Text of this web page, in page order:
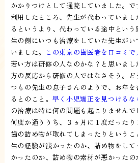
かかりつけとして通院していました。
利用したところ、先生が代わっていま
るというより、代わっている途中とい
生の側にいつも治療をしていた先生が
いました。
この東京の歯医者を口コミ
若い方は研修の人なのかな？と思いま
方の反応から研修の人ではなさそう。
つもの先生の息子さんのようで、お年
るとのこと。 早く小児矯正を見つけるな
の治療は特に何の問題も起こりません
何度か通ううち、３ヵ月に１度だった
歯の詰め物が取れてしまったりという
生の経験が浅かったのか、詰め物をし
かったのか、詰め物の素材が悪かった